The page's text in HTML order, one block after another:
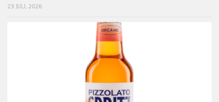
23 JULI, 2026